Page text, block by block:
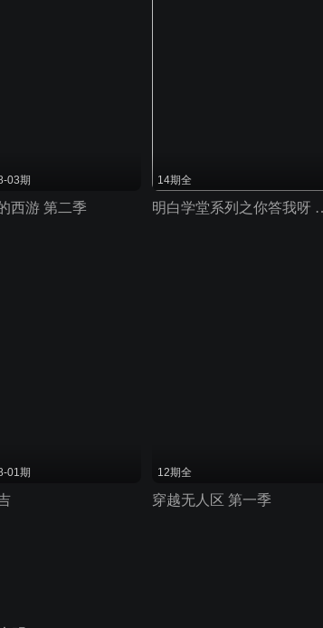
03期
西游 第二季
14期全
明白学堂系
01期 12期全
穿越无人区 第一季